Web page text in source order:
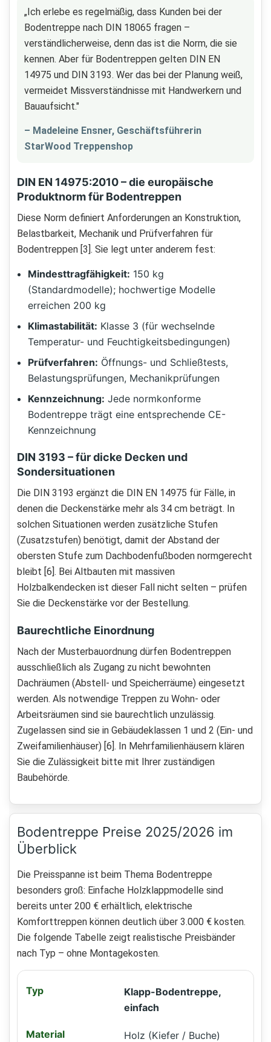
„Ich erlebe es regelmäßig, dass Kunden bei der
Bodentreppe nach DIN 18065 fragen –
verständlicherweise, denn das ist die Norm, die sie
kennen. Aber für Bodentreppen gelten DIN EN
14975 und DIN 3193. Wer das bei der Planung weiß,
vermeidet Missverständnisse mit Handwerkern und
Bauaufsicht."
– Madeleine Ensner, Geschäftsführerin
StarWood Treppenshop
DIN EN 14975:2010 – die europäische
Produktnorm für Bodentreppen
Diese Norm definiert Anforderungen an Konstruktion,
Belastbarkeit, Mechanik und Prüfverfahren für
Bodentreppen [3]. Sie legt unter anderem fest:
Mindesttragfähigkeit: 150 kg
(Standardmodelle); hochwertige Modelle
erreichen 200 kg
Klimastabilität: Klasse 3 (für wechselnde
Temperatur- und Feuchtigkeitsbedingungen)
Prüfverfahren: Öffnungs- und Schließtests,
Belastungsprüfungen, Mechanikprüfungen
Kennzeichnung: Jede normkonforme
Bodentreppe trägt eine entsprechende CE-
Kennzeichnung
DIN 3193 – für dicke Decken und
Sondersituationen
Die DIN 3193 ergänzt die DIN EN 14975 für Fälle, in
denen die Deckenstärke mehr als 34 cm beträgt. In
solchen Situationen werden zusätzliche Stufen
(Zusatzstufen) benötigt, damit der Abstand der
obersten Stufe zum Dachbodenfußboden normgerecht
bleibt [6]. Bei Altbauten mit massiven
Holzbalkendecken ist dieser Fall nicht selten – prüfen
Sie die Deckenstärke vor der Bestellung.
Baurechtliche Einordnung
Nach der Musterbauordnung dürfen Bodentreppen
ausschließlich als Zugang zu nicht bewohnten
Dachräumen (Abstell- und Speicherräume) eingesetzt
werden. Als notwendige Treppen zu Wohn- oder
Arbeitsräumen sind sie baurechtlich unzulässig.
Zugelassen sind sie in Gebäudeklassen 1 und 2 (Ein- und
Zweifamilienhäuser) [6]. In Mehrfamilienhäusern klären
Sie die Zulässigkeit bitte mit Ihrer zuständigen
Baubehörde.
Bodentreppe Preise 2025/2026 im
Überblick
Die Preisspanne ist beim Thema Bodentreppe
besonders groß: Einfache Holzklappmodelle sind
bereits unter 200 € erhältlich, elektrische
Komforttreppen können deutlich über 3.000 € kosten.
Die folgende Tabelle zeigt realistische Preisbänder
nach Typ – ohne Montagekosten.
Klapp-Bodentreppe,
einfach
Holz (Kiefer / Buche)